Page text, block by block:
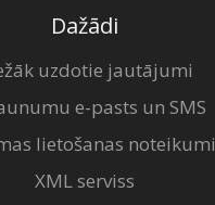
Dažādi
uzdotie jautājumi
e-pasts un SMS
lietošanas noteikumi
XML serviss